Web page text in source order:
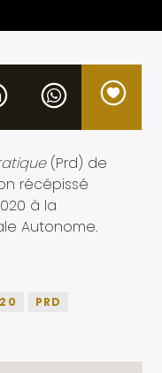
(Prd) de
récépissé
à la
Autonome.
PRD